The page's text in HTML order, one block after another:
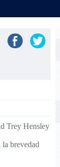
Trey Hensley
brevedad